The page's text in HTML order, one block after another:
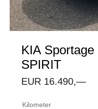
KIA
SPIRIT
EUR 16.490,—
Kilometer